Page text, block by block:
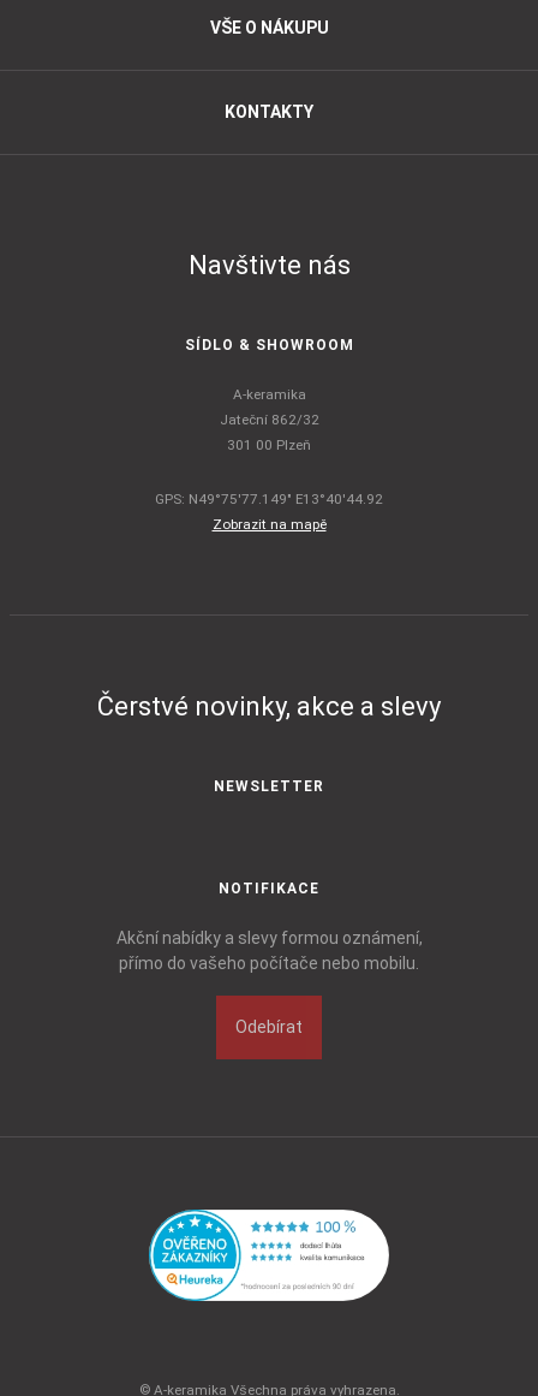
VŠE O NÁKUPU
KONTAKTY
Navštivte nás
SÍDLO & SHOWROOM
A-keramika
Jateční 862/32
301 00 Plzeň
GPS: N49°75'77.149" E13°40'44.92
Zobrazit na mapě
Čerstvé novinky, akce a slevy
NEWSLETTER
NOTIFIKACE
Akční nabídky a slevy formou oznámení,
přímo do vašeho počítače nebo mobilu.
Odebírat
© A-keramika Všechna práva vyhrazena.